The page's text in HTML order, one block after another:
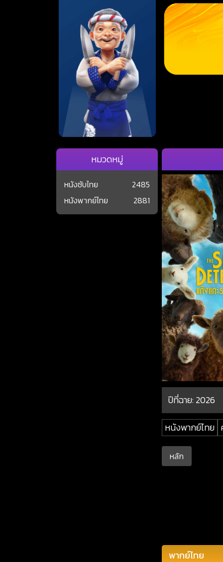
ปีที่ฉาย:2026
หนังพากย์ไทย
หลัก
หมวดหมู่
หนังซับไทย
2485
หนังพากย์ไทย
2881